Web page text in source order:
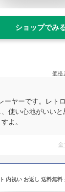
ショップでみ
価格
ーヤーです。レト
使い心地がいい
よ。
全